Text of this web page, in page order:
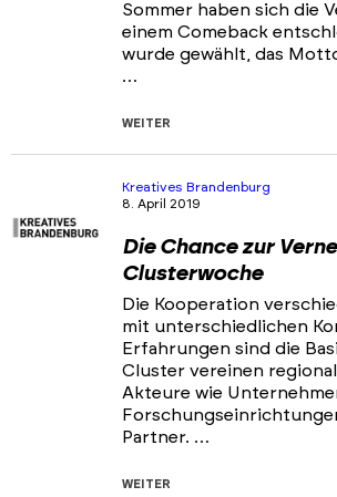
Sommer haben sich die
einem Comeback
wurde gewählt, das
…
WEITER
Kreatives Brandenburg
8. April 2019
Die Chance zur
Clusterwoche
Die Kooperation
mit unterschiedlichen
Erfahrungen sind die
Cluster vereinen
Akteure wie
Partner. …
WEITER